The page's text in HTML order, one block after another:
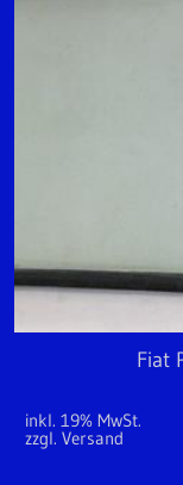
Fiat
inkl. 19% MwSt.
zzgl. Versand